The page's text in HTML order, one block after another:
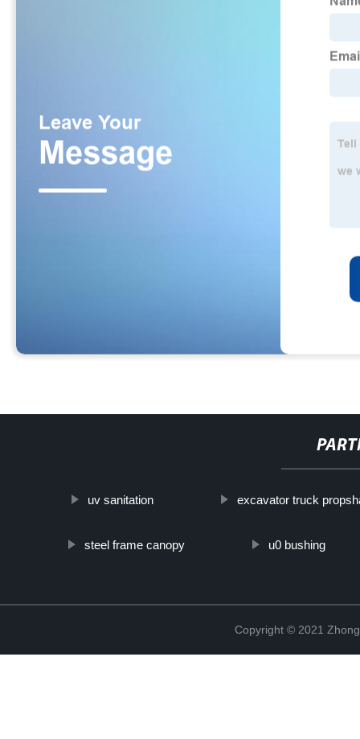
uv sanitation excavator truck
steel frame canopy u0 bushing
Copyright © 2021